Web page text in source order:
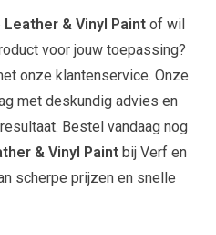
Leather & Vinyl Paint of wil
voor jouw toepassing?
onze klantenservice. Onze
met deskundig advies en
Bestel vandaag nog
& Vinyl Paint bij Verf en
scherpe prijzen en snelle